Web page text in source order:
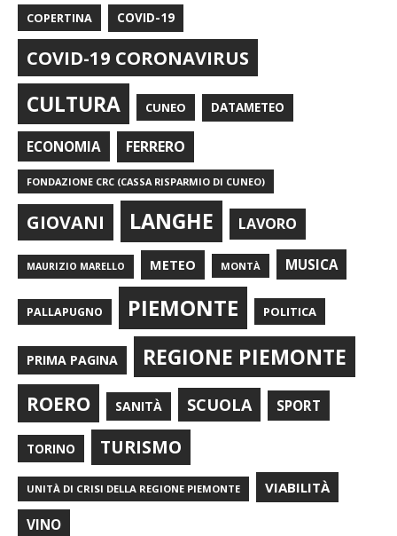
COPERTINA COVID-19
COVID-19 CORONAVIRUS
CULTURA CUNEO DATAMETEO
ECONOMIA FERRERO
FONDAZIONE CRC (CASSA RISPARMIO DI CUNEO)
GIOVANI LANGHE LAVORO
MAURIZIO MARELLO METEO MONTÀ MUSICA
PALLAPUGNO PIEMONTE POLITICA
PRIMA PAGINA REGIONE PIEMONTE
ROERO SANITÀ SCUOLA SPORT
TORINO TURISMO
UNITÀ DI CRISI DELLA REGIONE PIEMONTE VIABILITÀ
VINO